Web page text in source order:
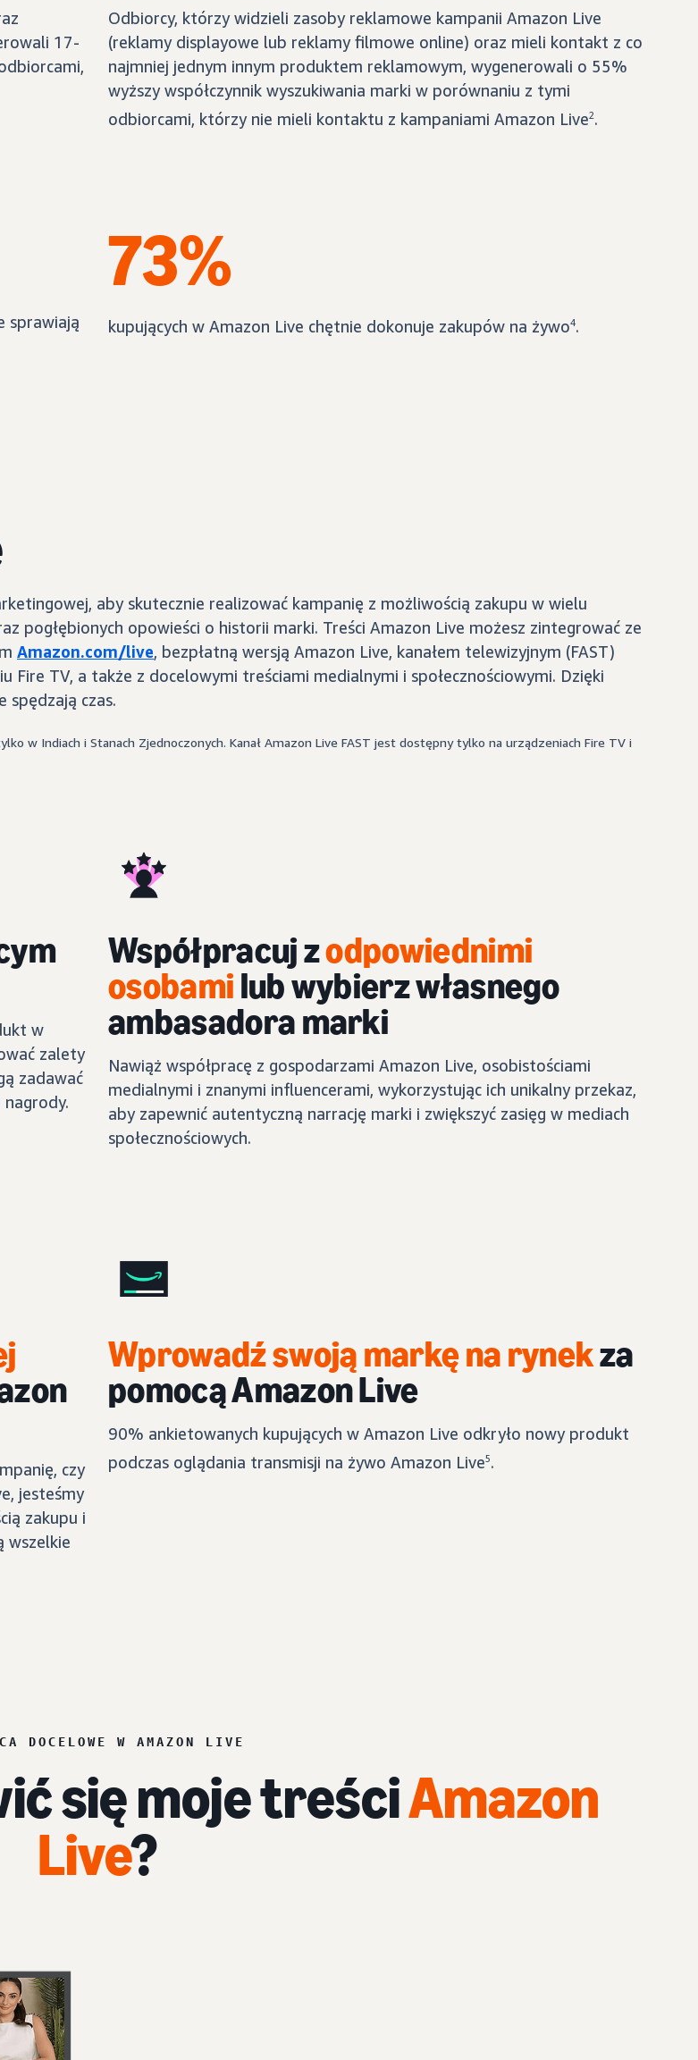
17-
Odbiorcy, którzy widzieli zasoby reklamowe kampanii Amazon Live
(reklamy displayowe lub reklamy filmowe online) oraz mieli kontakt z co
najmniej jednym innym produktem reklamowym, wygenerowali o 55%
wyższy współczynnik wyszukiwania marki w porównaniu z tymi
odbiorcami, którzy nie mieli kontaktu z kampaniami Amazon Live2.
sprawiają
73%
kupujących w Amazon Live chętnie dokonuje zakupów na żywo4.
aby skutecznie realizować kampanię z możliwością zakupu w wielu
pogłębionych opowieści o historii marki. Treści Amazon Live możesz zintegrować ze
Amazon.com/live, bezpłatną wersją Amazon Live, kanałem telewizyjnym (FAST)
Fire TV, a także z docelowymi treściami medialnymi i społecznościowymi. Dzięki
spędzają czas.
w Indiach i Stanach Zjednoczonych. Kanał Amazon Live FAST jest dostępny tylko na urządzeniach Fire TV i
w
zalety
zadawać
Współpracuj zodpowiednimi
osobamilub wybierz własnego
ambasadora marki
Nawiąż współpracę z gospodarzami Amazon Live, osobistościami
medialnymi i znanymi influencerami, wykorzystując ich unikalny przekaz,
aby zapewnić autentyczną narrację marki i zwiększyć zasięg w mediach
społecznościowych.
czy
jesteśmy
zakupu i
wszelkie
Wprowadź swoją markę na rynekza
pomocą Amazon Live
90% ankietowanych kupujących w Amazon Live odkryło nowy produkt
podczas oglądania transmisji na żywo Amazon Live5.
DOCELOWE W AMAZON LIVE
się moje treściAmazon
Live?